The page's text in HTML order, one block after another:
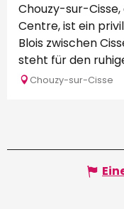
Chouzy-sur-
Centre, ist ein
Blois zwischen
steht für den
Chouzy-sur-Cisse